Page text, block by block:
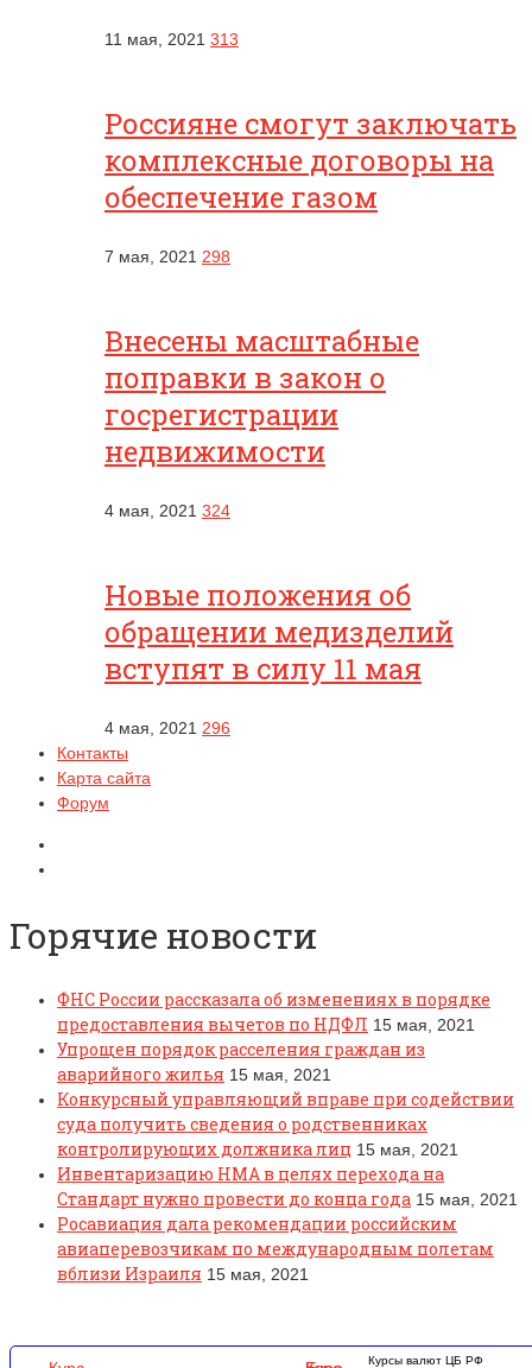
11 мая, 2021 313
Россияне смогут заключать
комплексные договоры на
обеспечение газом
7 мая, 2021 298
Внесены масштабные
поправки в закон о
госрегистрации
недвижимости
4 мая, 2021 324
Новые положения об
обращении медизделий
вступят в силу 11 мая
4 мая, 2021 296
Контакты
Карта сайта
Форум
Горячие новости
ФНС России рассказала об изменениях в порядке
предоставления вычетов по НДФЛ 15 мая, 2021
Упрощен порядок расселения граждан из
аварийного жилья 15 мая, 2021
Конкурсный управляющий вправе при содействии
суда получить сведения о родственниках
контролирующих должника лиц 15 мая, 2021
Инвентаризацию НМА в целях перехода на
Стандарт нужно провести до конца года 15 мая, 2021
Росавиация дала рекомендации российским
авиаперевозчикам по международным полетам
вблизи Израиля 15 мая, 2021
Курсы валют ЦБ РФ